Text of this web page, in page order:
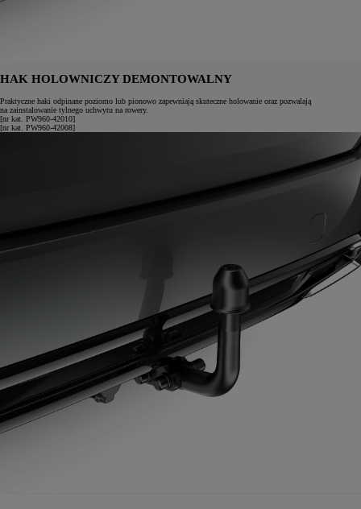
HAK HOLOWNICZY DEMONTOWALNY
Praktyczne haki odpinane poziomo lub pionowo zapewniają skuteczne holowanie oraz pozwalają
na zainstalowanie tylnego uchwytu na rowery.
[nr kat. PW960-42010]
[nr kat. PW960-42008]